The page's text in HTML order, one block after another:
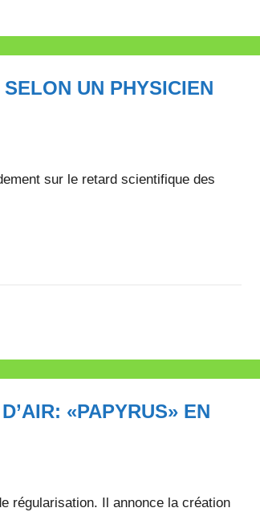
UN PHYSICIEN
sur le retard scientifique des
«PAPYRUS» EN
régularisation. Il annonce la création